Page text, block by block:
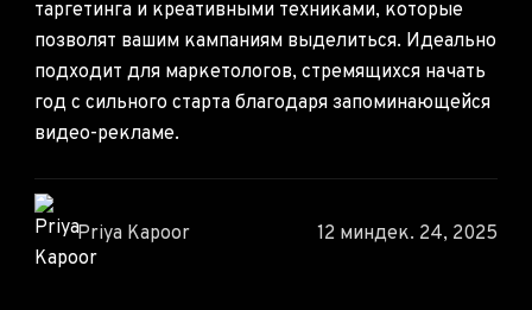
таргетинга и креативными техниками, которые
позволят вашим кампаниям выделиться. Идеально
подходит для маркетологов, стремящихся начать
год с сильного старта благодаря запоминающейся
видео-рекламе.
Priya Kapoor 12 миндек. 24, 2025